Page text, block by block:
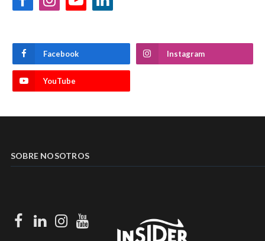
FacebookInstagramYouTubeLinkedIn
Facebook Instagram
YouTube
SOBRE NOSOTROS
Facebook
LinkedIn
Instagram
Youtube